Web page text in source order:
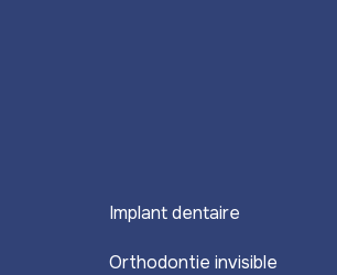
Implant dentaire
Orthodontie invisible